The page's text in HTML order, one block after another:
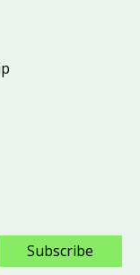
Subscribe